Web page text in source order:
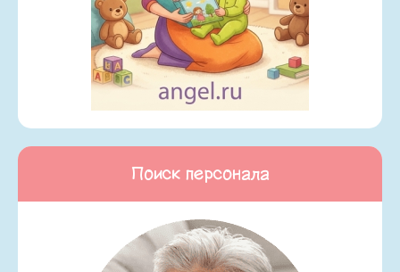
Поиск персонала